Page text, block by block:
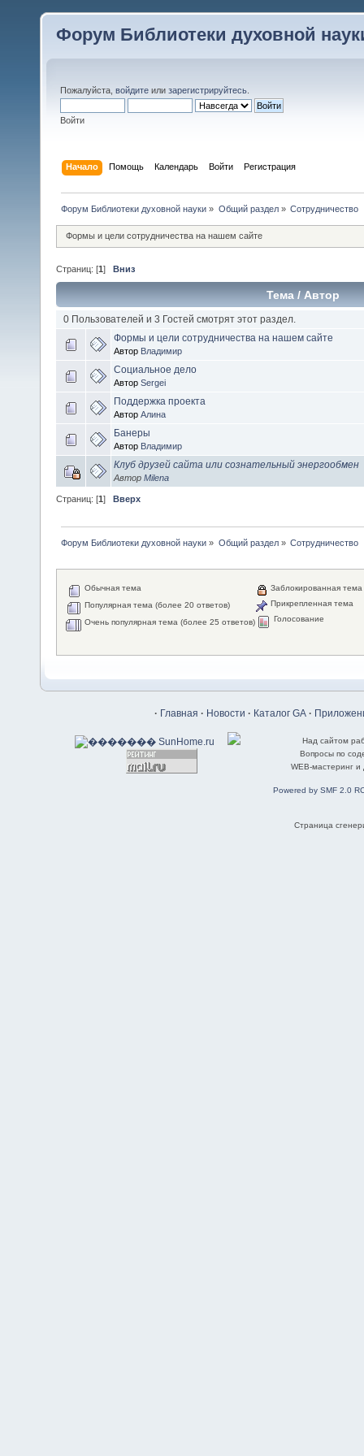
Форум Библиотеки духовной
Пожалуйста, войдите или зарегистрируйтесь
Войти
Начало Помощь Календарь Войти Регистрация
Форум Библиотеки духовной науки » Общий раздел» Сотрудничество
Формы и цели сотрудничества на нашем сайте
Страниц: [1] Вниз
Тема/ Автор
0 Пользователей и 3 Гостей смотрят этот раздел.
Формы и цели сотрудничества на нашем сайте
Автор Владимир
Социальное дело
Автор Sergei
Поддержка проекта
Автор Алина
Банеры
Автор Владимир
Клуб друзей сайта или сознательный энергообмен
Автор Milena
Страниц: [1 ] Вверх
Форум Библиотеки духовной науки » Общий раздел» Сотрудничество
Обычная тема
Популярная тема (более 20 ответов)
Очень популярная тема (более 25 ответов)
Заблокированная тема
Прикрепленная тема
Голосование
· Главная · Новости · Каталог GA ·
Над сайтом
Вопросы по
WEB-мастеринг
Powered by SMF 2.0
Страница